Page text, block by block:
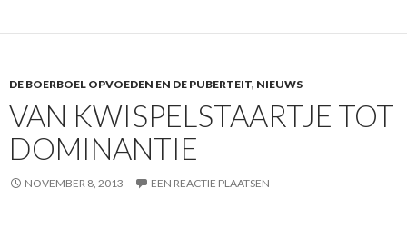
DE BOERBOEL OPVOEDEN EN DE PUBERTEIT, NIEUWS
VAN KWISPELSTAARTJE TOT
DOMINANTIE
NOVEMBER 8, 2013 EEN REACTIE PLAATSEN